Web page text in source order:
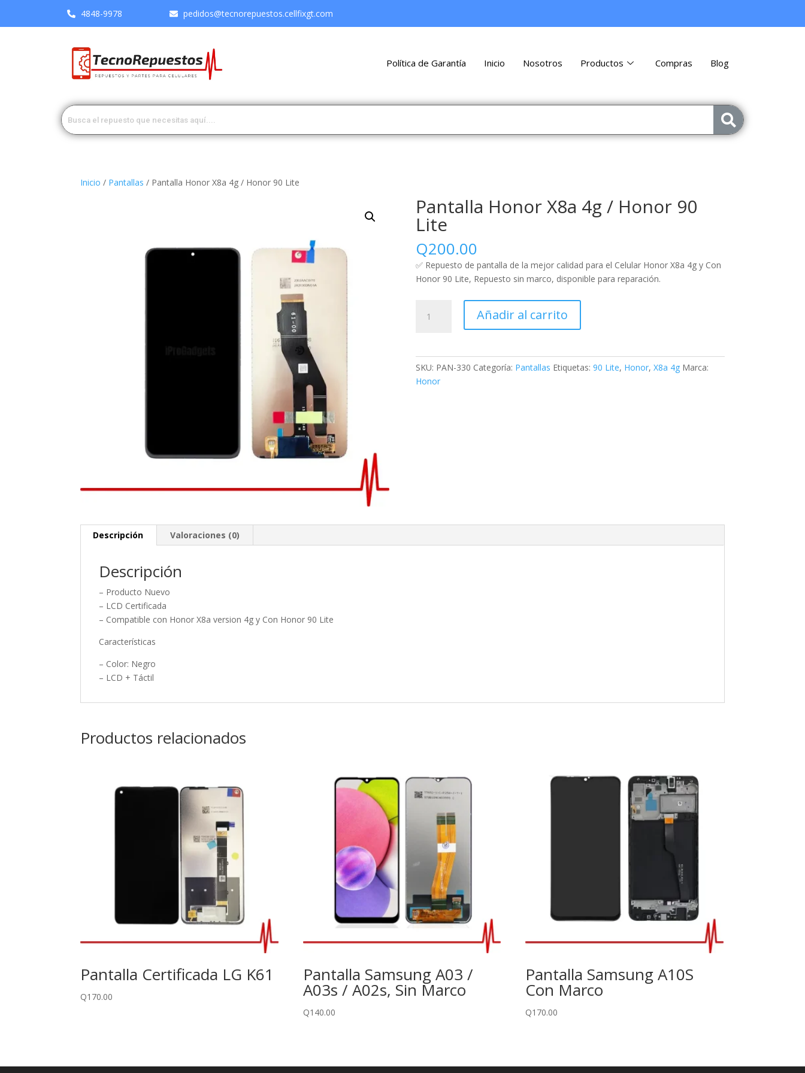
4848-9978 pedidos@tecnorepuestos.cellfixgt.com
Política de Garantía Inicio Nosotros Productos Compras Blog
Inicio / Pantallas / Pantalla Honor X8a 4g / Honor 90 Lite
Pantalla Honor X8a 4g / Honor 90
Lite
Q200.00
✅ Repuesto de pantalla de la mejor calidad para el Celular Honor X8a 4g y Con
Honor 90 Lite, Repuesto sin marco, disponible para reparación.
Añadir al carrito
SKU: PAN-330 Categoría: Pantallas Etiquetas: 90 Lite, Honor, X8a 4g Marca:
Honor
Descripción Valoraciones (0)
Descripción
– Producto Nuevo
– LCD Certificada
– Compatible con Honor X8a version 4g y Con Honor 90 Lite
Características
– Color: Negro
– LCD + Táctil
Productos relacionados
Pantalla Certificada LG K61
Q170.00
Pantalla Samsung A03 /
A03s / A02s, Sin Marco
Q140.00
Pantalla Samsung A10S
Con Marco
Q170.00